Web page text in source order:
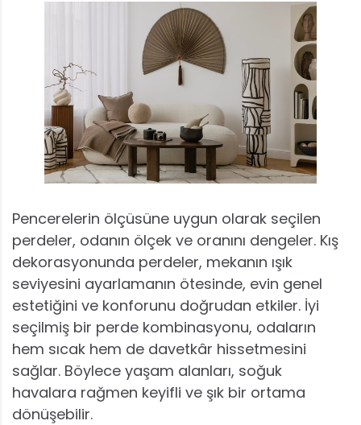
Pencerelerin ölçüsüne uygun olarak seçilen
perdeler, odanın ölçek ve oranını dengeler. Kış
dekorasyonunda perdeler, mekanın ışık
seviyesini ayarlamanın ötesinde, evin genel
estetiğini ve konforunu doğrudan etkiler. İyi
seçilmiş bir perde kombinasyonu, odaların
hem sıcak hem de davetkâr hissetmesini
sağlar. Böylece yaşam alanları, soğuk
havalara rağmen keyifli ve şık bir ortama
dönüşebilir.